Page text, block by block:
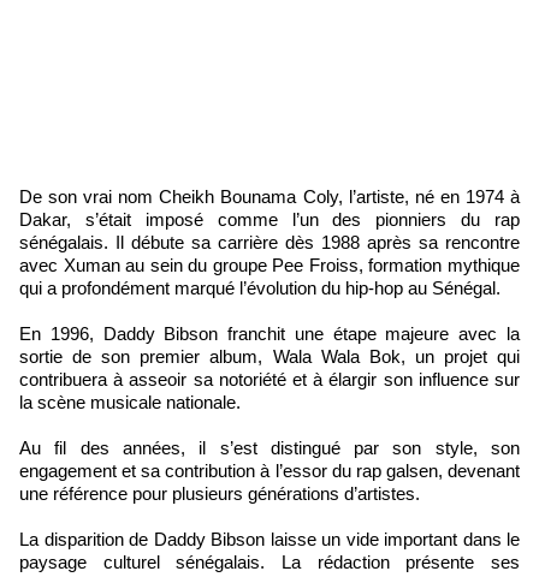
De son vrai nom Cheikh Bounama Coly, l’artiste, né en 1974 à
Dakar, s’était imposé comme l’un des pionniers du rap
sénégalais. Il débute sa carrière dès 1988 après sa rencontre
avec Xuman au sein du groupe Pee Froiss, formation mythique
qui a profondément marqué l’évolution du hip-hop au Sénégal.
En 1996, Daddy Bibson franchit une étape majeure avec la
sortie de son premier album, Wala Wala Bok, un projet qui
contribuera à asseoir sa notoriété et à élargir son influence sur
la scène musicale nationale.
Au fil des années, il s’est distingué par son style, son
engagement et sa contribution à l’essor du rap galsen, devenant
une référence pour plusieurs générations d’artistes.
La disparition de Daddy Bibson laisse un vide important dans le
paysage culturel sénégalais. La rédaction présente ses